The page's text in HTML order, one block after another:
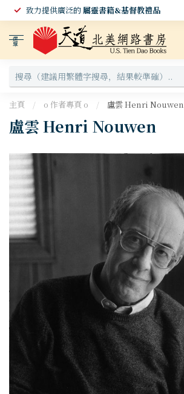
致力提供廣泛的屬靈書籍&基督教禮品
選
單
主頁 / o 作者專頁 o / 盧雲 Henri Nouwen
盧雲 Henri Nouwen